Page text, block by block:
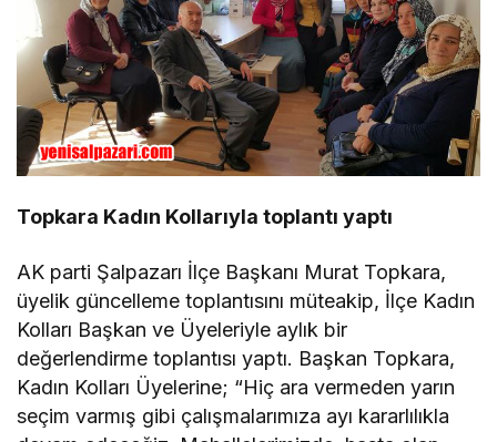
Topkara Kadın Kollarıyla toplantı yaptı
AK parti Şalpazarı İlçe Başkanı Murat Topkara,
üyelik güncelleme toplantısını müteakip, İlçe Kadın
Kolları Başkan ve Üyeleriyle aylık bir
değerlendirme toplantısı yaptı. Başkan Topkara,
Kadın Kolları Üyelerine; “Hiç ara vermeden yarın
seçim varmış gibi çalışmalarımıza ayı kararlılıkla